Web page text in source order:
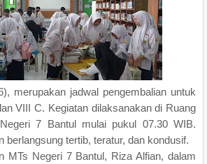
merupakan jadwal pengembalian untuk
VIII C. Kegiatan dilaksanakan di Ruang
7 Bantul mulai pukul 07.30 WIB.
berlangsung tertib, teratur, dan kondusif.
MTs Negeri 7 Bantul, Riza Alfian, dalam